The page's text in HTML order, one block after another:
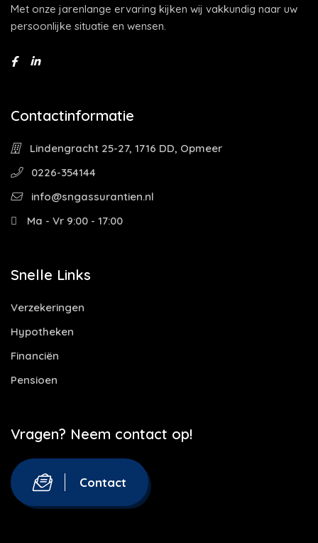
Met onze jarenlange ervaring kijken wij vakkundig naar uw
persoonlijke situatie en wensen.
Contactinformatie
Lindengracht 25-27, 1716 DD, Opmeer
0226-354144
info@sngassurantien.nl
Ma - Vr 9:00 - 17:00
Snelle Links
Verzekeringen
Hypotheken
Financiën
Pensioen
Vragen? Neem contact op!
Contact